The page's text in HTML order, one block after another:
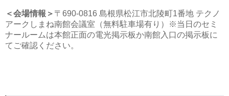
＜会場情報＞ 〒690-0816 島根県松江市北陵町1番地 テクノ
アークしまね南館会議室（無料駐車場有り）※当日のセミ
ナールームは本館正面の電光掲示板か南館入口の掲示板に
てご確認ください。